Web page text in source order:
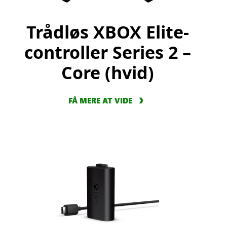
Trådløs XBOX Elite-
controller Series 2 –
Core (hvid)
FÅ MERE AT VIDE